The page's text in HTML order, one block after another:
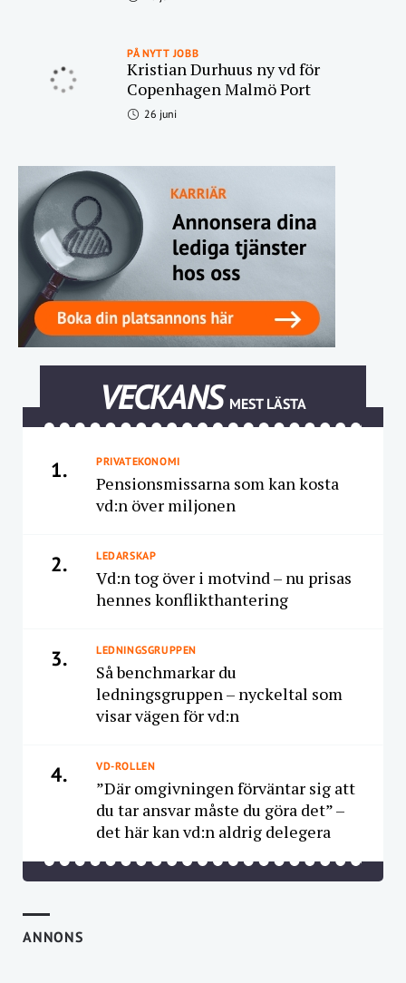
PÅ NYTT JOBB
Kristian Durhuus ny vd för
Copenhagen Malmö Port
26 juni
VECKANS MEST LÄSTA
1. PRIVATEKONOMI
Pensionsmissarna som kan kosta
vd:n över miljonen
2. LEDARSKAP
Vd:n tog över i motvind – nu prisas
hennes konflikthantering
3. LEDNINGSGRUPPEN
Så benchmarkar du
ledningsgruppen – nyckeltal som
visar vägen för vd:n
4. VD-ROLLEN
”Där omgivningen förväntar sig att
du tar ansvar måste du göra det” –
det här kan vd:n aldrig delegera
ANNONS